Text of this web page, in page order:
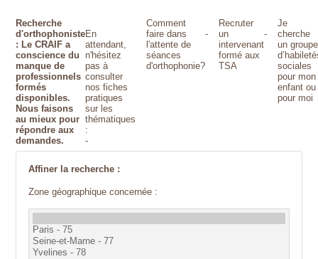
Recherche
d'orthophoniste
: Le CRAIF a
conscience du
manque de
professionnels
formés
disponibles.
Nous faisons
au mieux pour
répondre aux
demandes.
En
attendant,
n'hésitez
pas à
consulter
nos fiches
pratiques
sur les
thématiques
:
-
Comment
faire dans
l'attente de
séances
d'orthophonie?
-
Recruter
un
intervenant
formé aux
TSA
-
Je
cherche
un groupe
sociales
pour mon
enfant ou
pour moi
Affiner la recherche :
Zone géographique concernée :